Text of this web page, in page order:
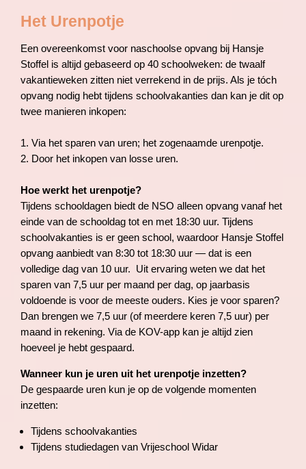
Het Urenpotje
Een overeenkomst voor naschoolse opvang bij Hansje
Stoffel is altijd gebaseerd op 40 schoolweken: de twaalf
vakantieweken zitten niet verrekend in de prijs. Als je tóch
opvang nodig hebt tijdens schoolvakanties dan kan je dit op
twee manieren inkopen:
1. Via het sparen van uren; het zogenaamde urenpotje.
2. Door het inkopen van losse uren.
Hoe werkt het urenpotje?
Tijdens schooldagen biedt de NSO alleen opvang vanaf het
einde van de schooldag tot en met 18:30 uur. Tijdens
schoolvakanties is er geen school, waardoor Hansje Stoffel
opvang aanbiedt van 8:30 tot 18:30 uur — dat is een
volledige dag van 10 uur. Uit ervaring weten we dat het
sparen van 7,5 uur per maand per dag, op jaarbasis
voldoende is voor de meeste ouders. Kies je voor sparen?
Dan brengen we 7,5 uur (of meerdere keren 7,5 uur) per
maand in rekening. Via de KOV-app kan je altijd zien
hoeveel je hebt gespaard.
Wanneer kun je uren uit het urenpotje inzetten?
De gespaarde uren kun je op de volgende momenten
inzetten:
Tijdens schoolvakanties
Tijdens studiedagen van Vrijeschool Widar